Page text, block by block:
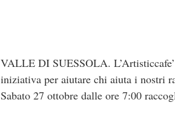
VALLE DI SUESSOLA.
iniziativa per aiutare chi aiuta i nostri
Sabato 27 ottobre dalle ore 7:00